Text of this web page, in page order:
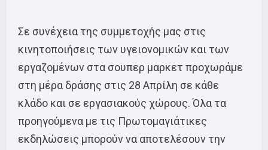
Σε συνέχεια της συμμετοχής μας στις
κινητοποιήσεις των υγειονομικών και των
εργαζομένων στα σουπερ μαρκετ προχωράμε
στη μέρα δράσης στις 28 Απρίλη σε κάθε
κλάδο και σε εργασιακούς χώρους. Όλα τα
προηγούμενα με τις Πρωτομαγιάτικες
εκδηλώσεις μπορούν να αποτελέσουν την